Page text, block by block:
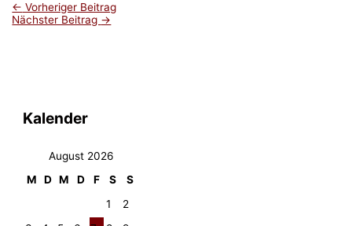
← Vorheriger Beitrag
Nächster Beitrag →
Kalender
August 2026
M
D M D F S
S
1
2